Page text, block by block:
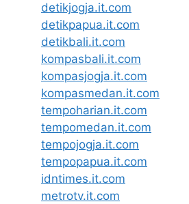
detikjogja.it.com
detikpapua.it.com
detikbali.it.com
kompasbali.it.com
kompasjogja.it.com
kompasmedan.it.com
tempoharian.it.com
tempomedan.it.com
tempojogja.it.com
tempopapua.it.com
idntimes.it.com
metrotv.it.com